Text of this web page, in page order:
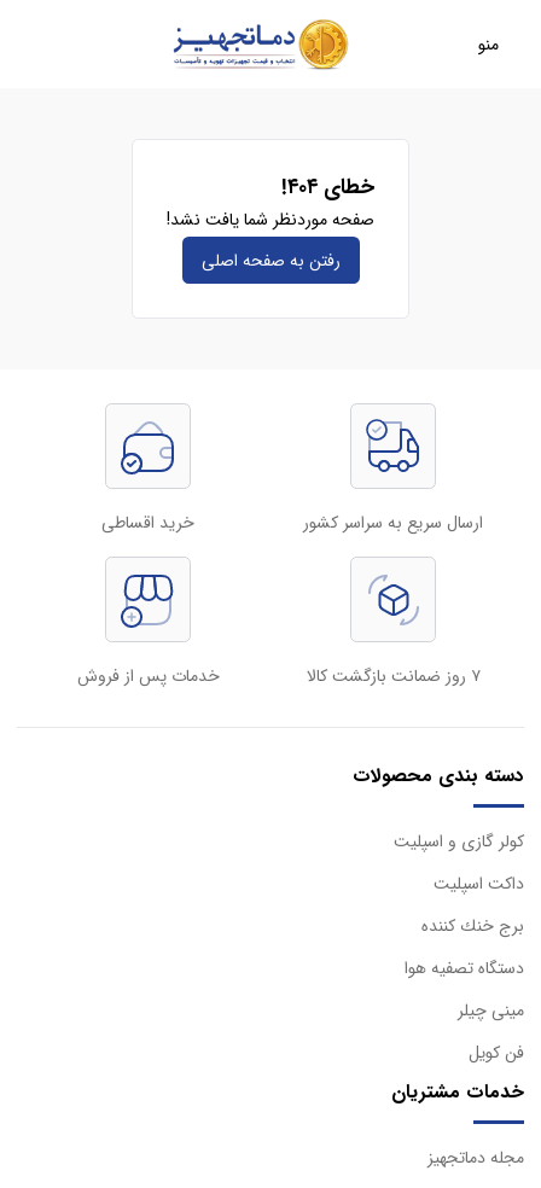
منو
خطای ۴۰۴!
صفحه موردنظر شما یافت نشد!
رفتن به صفحه‌ اصلی
ارسال سریع به سراسر کشور خرید اقساطی
۷ روز ضمانت بازگشت کالا خدمات پس از فروش
دسته بندی محصولات
كولر گازی و اسپليت
داكت اسپليت
برج خنك كننده
دستگاه تصفيه هوا
مینی چیلر
فن کویل
خدمات مشتریان
مجله دماتجهیز